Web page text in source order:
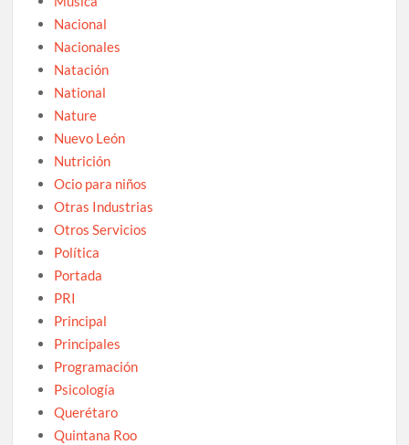
Nacional
Nacionales
Natación
National
Nature
Nuevo León
Nutrición
Ocio para niños
Otras Industrias
Otros Servicios
Política
Portada
PRI
Principal
Principales
Programación
Psicología
Querétaro
Quintana Roo